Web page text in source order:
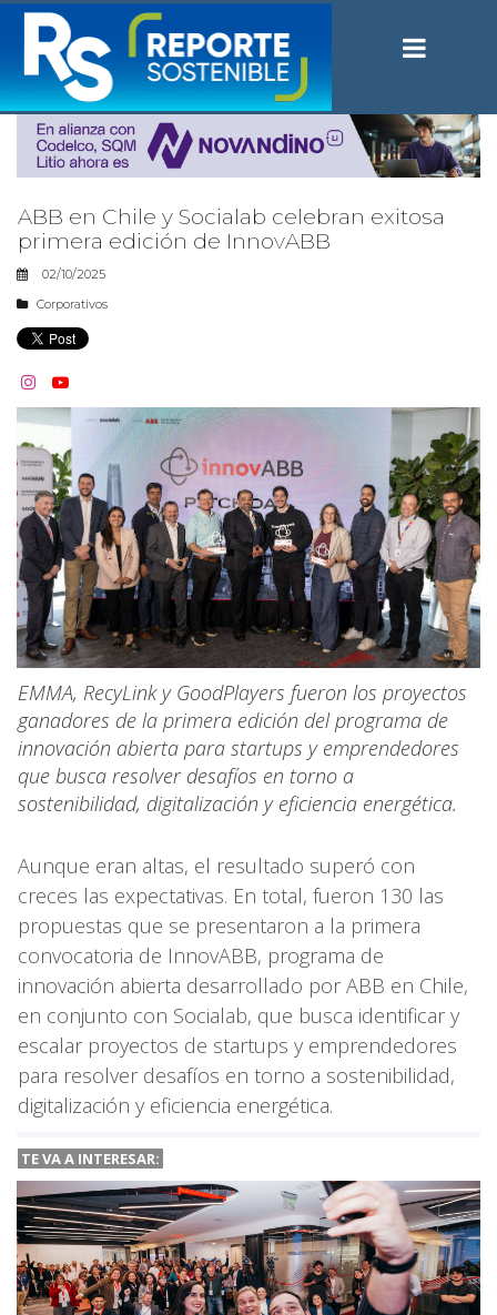
ABB en Chile y Socialab celebran exitosa
primera edición de InnovABB
02/10/2025
Corporativos
 
EMMA, RecyLink y GoodPlayers fueron los proyectos
ganadores de la primera edición del programa de
innovación abierta para startups y emprendedores
que busca resolver desafíos en torno a
sostenibilidad, digitalización y eficiencia energética.
Aunque eran altas, el resultado superó con
creces las expectativas. En total, fueron 130 las
propuestas que se presentaron a la primera
convocatoria de InnovABB, programa de
innovación abierta desarrollado por ABB en Chile,
en conjunto con Socialab, que busca identificar y
escalar proyectos de startups y emprendedores
para resolver desafíos en torno a sostenibilidad,
digitalización y eficiencia energética.
TE VA A INTERESAR: